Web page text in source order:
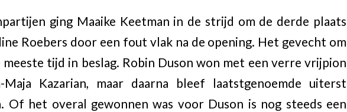
ging Maaike Keetman in de strijd om de derde plaats
Roebers door een fout vlak na de opening. Het gevecht om
tijd in beslag. Robin Duson won met een verre vrijpion
Kazarian, maar daarna bleef laatstgenoemde uiterst
Of het overal gewonnen was voor Duson is nog steeds een